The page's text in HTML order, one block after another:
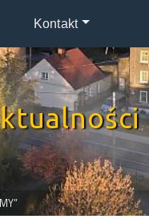
Kontakt